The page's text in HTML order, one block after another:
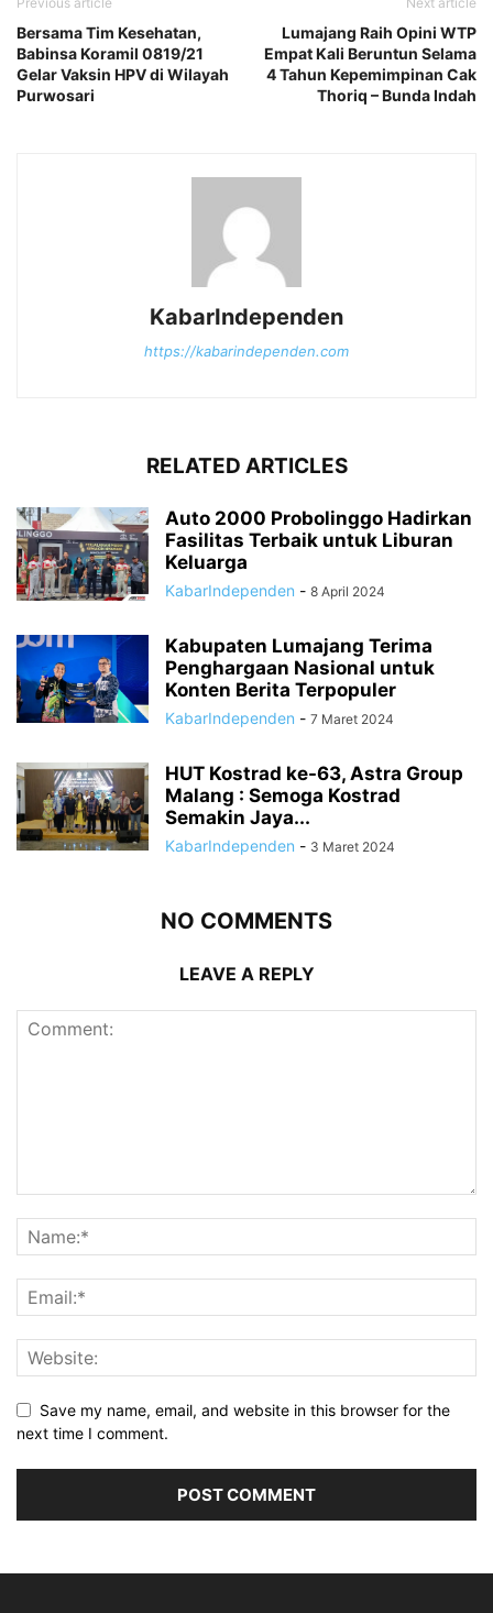
Bersama Tim Kesehatan,
Babinsa Koramil 0819/21
Gelar Vaksin HPV di Wilayah
Purwosari
Lumajang Raih Opini WTP
Empat Kali Beruntun Selama
4 Tahun Kepemimpinan Cak
Thoriq – Bunda Indah
KabarIndependen
https://kabarindependen.com
RELATED ARTICLES
Auto 2000 Probolinggo Hadirkan
Fasilitas Terbaik untuk Liburan
Keluarga
KabarIndependen - 8 April 2024
Kabupaten Lumajang Terima
Penghargaan Nasional untuk
Konten Berita Terpopuler
KabarIndependen - 7 Maret 2024
HUT Kostrad ke-63, Astra Group
Malang : Semoga Kostrad
Semakin Jaya...
KabarIndependen - 3 Maret 2024
NO COMMENTS
LEAVE A REPLY
Save my name, email, and website in this browser for the
next time I comment.